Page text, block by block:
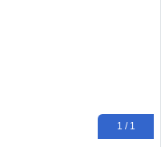
1 / 1